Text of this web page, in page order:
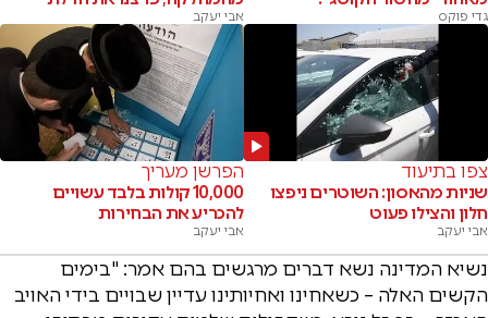
גדי פוקס אבי יעקב
צפו בתיעוד
שניות מהאסון: השוטרים ניפצו
חלון והצילו פעוט
אבי יעקב
הפרשן מעריך
10,000 קולות בלבד עשויים
להכריע את הבחירות
אבי יעקב
נשיא המדינה נשא דברים מרגשים בהם אמר: "בימים
הקשים האלה – כשאחינו ואחיותינו עדיין שבויים בידי האויב